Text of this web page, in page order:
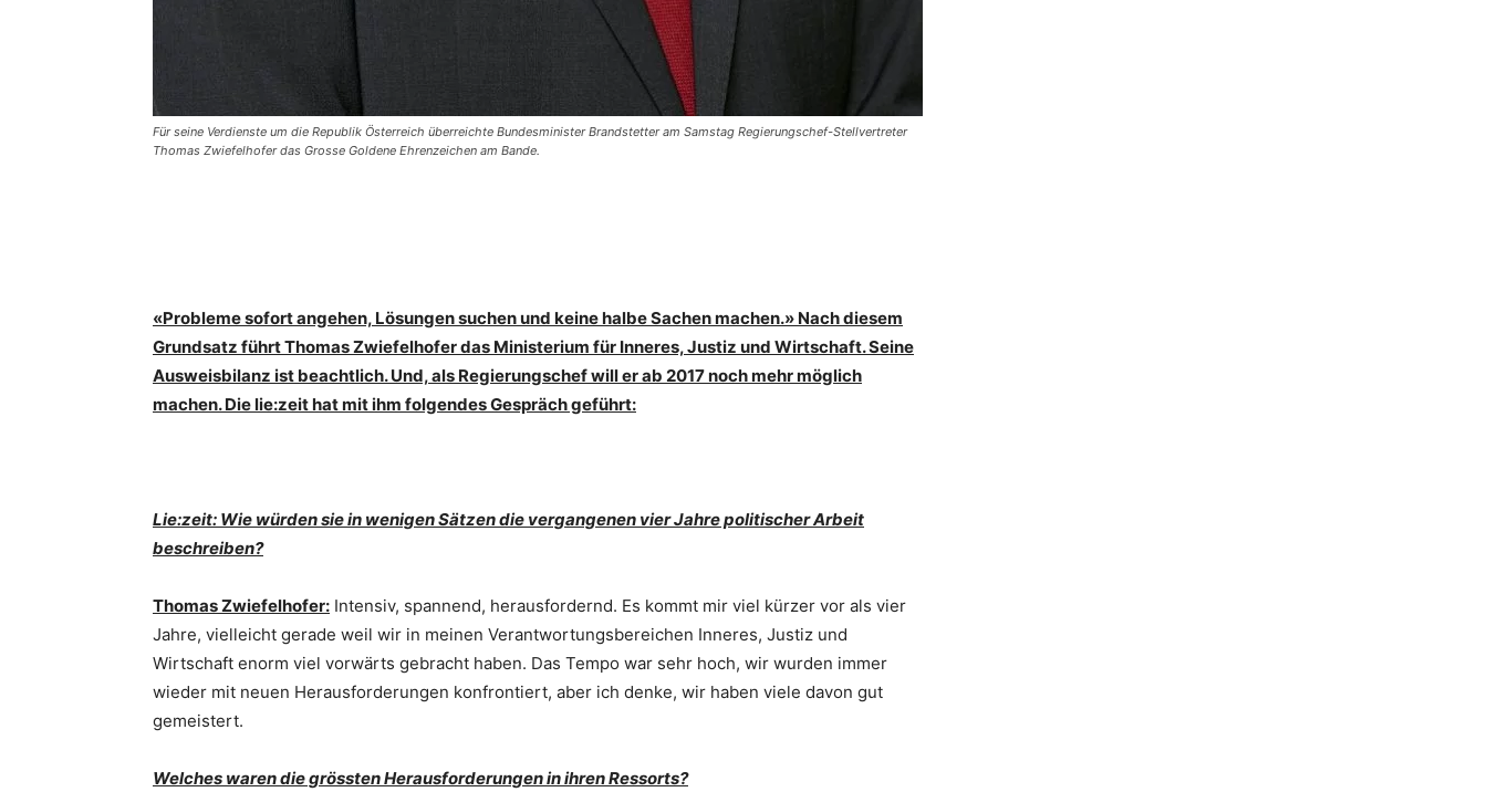
Für seine Verdienste um die Republik Österreich überreichte Bundesminister Brandstetter am Samstag Regierungschef-Stellvertreter
Thomas Zwiefelhofer das Grosse Goldene Ehrenzeichen am Bande.
«Probleme sofort angehen, Lösungen suchen und keine halbe Sachen machen.» Nach diesem
Grundsatz führt Thomas Zwiefelhofer das Ministerium für Inneres, Justiz und Wirtschaft. Seine
Ausweisbilanz ist beachtlich. Und, als Regierungschef will er ab 2017 noch mehr möglich
machen. Die lie:zeit hat mit ihm folgendes Gespräch geführt:
Lie:zeit: Wie würden sie in wenigen Sätzen die vergangenen vier Jahre politischer Arbeit
beschreiben?
Thomas Zwiefelhofer: Intensiv, spannend, herausfordernd. Es kommt mir viel kürzer vor als vier
Jahre, vielleicht gerade weil wir in meinen Verantwortungsbereichen Inneres, Justiz und
Wirtschaft enorm viel vorwärts gebracht haben. Das Tempo war sehr hoch, wir wurden immer
wieder mit neuen Herausforderungen konfrontiert, aber ich denke, wir haben viele davon gut
gemeistert.
Welches waren die grössten Herausforderungen in ihren Ressorts?